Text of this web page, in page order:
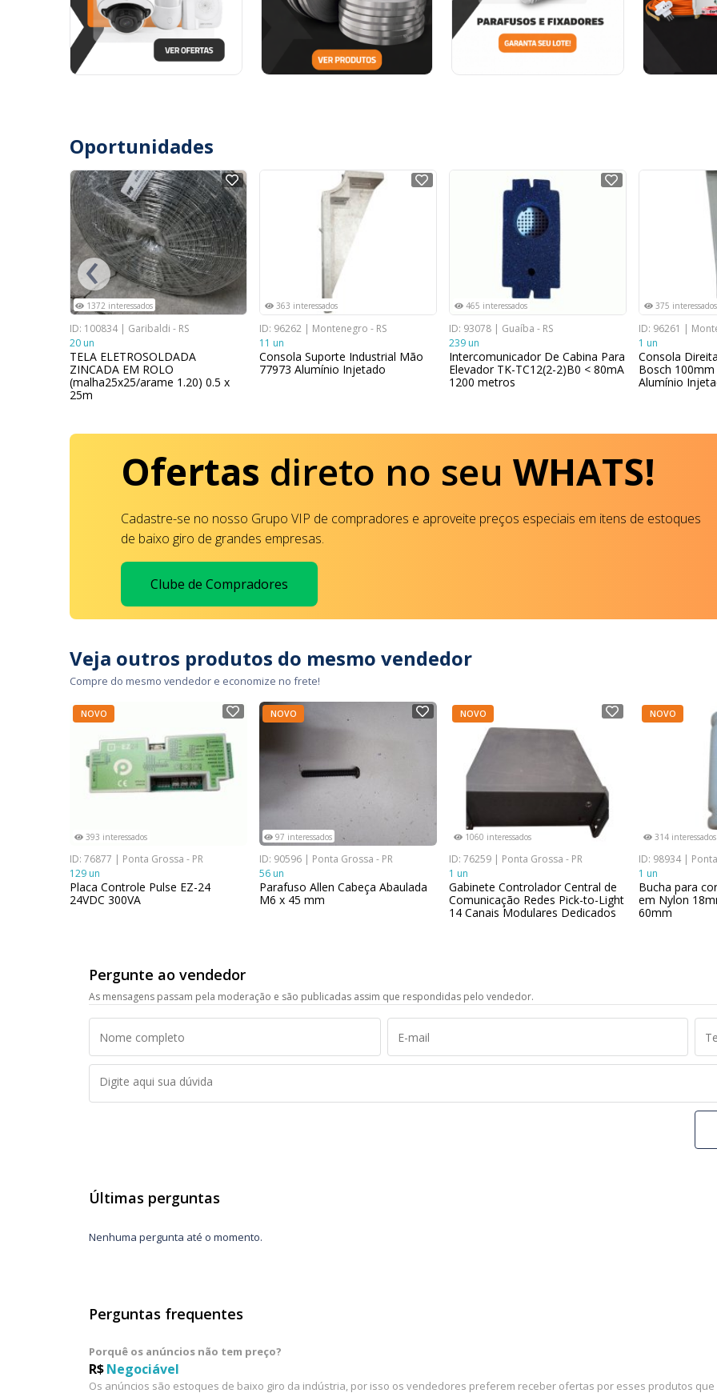
Oportunidades
NOVO
1372 interessados
ID: 100834 | Garibaldi - RS
20 un
TELA ELETROSOLDADA
ZINCADA EM ROLO
(malha25x25/arame 1.20) 0.5 x
25m
363 interessados
ID: 96262 | Montenegro - RS
11 un
Consola Suporte Industrial Mão
77973 Alumínio Injetado
465 interessados
ID: 93078 | Guaíba - RS
239 un
Intercomunicador De Cabina Para
Elevador TK-TC12(2-2)B0 < 80mA
1200 metros
375 interessados
ID: 96261 |
1 un
Consola
Bosch
Alumínio
‹
Ofertas direto no seu WHATS!
Cadastre-se no nosso Grupo VIP de compradores e aproveite preços especiais em itens de estoques
de baixo giro de grandes empresas.
Clube de Compradores
Veja outros produtos do mesmo vendedor
Compre do mesmo vendedor e economize no frete!
NOVO
393 interessados
ID: 76877 | Ponta Grossa - PR
129 un
Placa Controle Pulse EZ-24
24VDC 300VA
NOVO
97 interessados
ID: 90596 | Ponta Grossa - PR
56 un
Parafuso Allen Cabeça Abaulada
M6 x 45 mm
NOVO
1060 interessados
ID: 76259 | Ponta Grossa - PR
1 un
Gabinete Controlador Central de
Comunicação Redes Pick-to-Light
14 Canais Modulares Dedicados
NOVO
314 interessados
ID: 98934 |
1 un
Bucha para
em Nylon
60mm
Pergunte ao vendedor
As mensagens passam pela moderação e são publicadas assim que respondidas pelo vendedor.
Últimas perguntas
Nenhuma pergunta até o momento.
Perguntas frequentes
Porquê os anúncios não tem preço?
R$Negociável
Os anúncios são estoques de baixo giro da indústria, por isso os vendedores preferem receber ofertas por esses produtos